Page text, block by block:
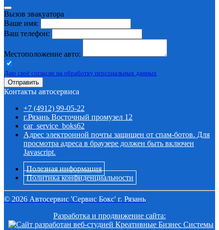
Вызов эвакуатора
Ваше имя:
Ваш телефон:
Местоположение авто:
Даю своё согласие на обработку персональных данных
Отправить
Контакты автосервиса
+7 (4912) 99-05-22
г.Рязань Восточный промузел 12
car_service_boks62
Адрес электронной почты защищен от спам-ботов. Для
просмотра адреса в браузере должен быть включен
Javascript.
Полезная информация
Политика конфиденциальности
© 2026 Автосервис 'Сервис Бокс' г. Рязань
Разработка и продвижение сайта: